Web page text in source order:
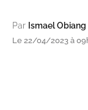
Par Ismael
Le 22/04/2023 à